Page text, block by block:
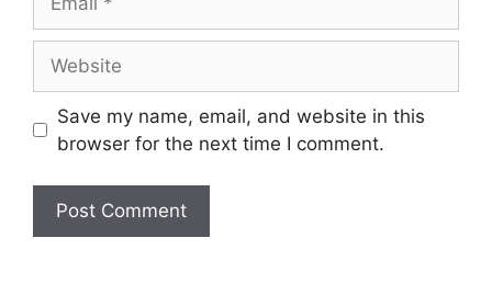
Save my name, email, and website in this
browser for the next time I comment.